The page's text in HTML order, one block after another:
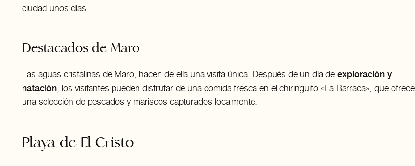
ciudad unos días.
Destacados de Maro
Las aguas cristalinas de Maro, hacen de ella una visita única. Después de un día de exploración y
natación , los visitantes pueden disfrutar de una comida fresca en el chiringuito «La Barraca», que ofrece
una selección de pescados y mariscos capturados localmente.
Playa de El Cristo